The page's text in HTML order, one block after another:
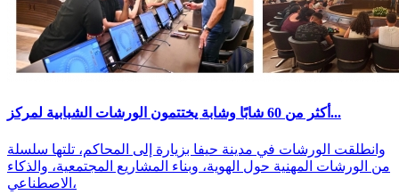
أكثر من 60 شابًا وشابة يختتمون الورشات الشبابية لمركز...
وانطلقت الورشات في مدينة حيفا بزيارة إلى المحاكم، تلتها سلسلة
من الورشات المهنية حول الهوية، وبناء المشاريع المجتمعية، والذكاء
الاصطناعي،